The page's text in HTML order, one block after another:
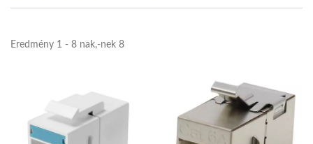
Eredmény 1 - 8 nak,-nek 8